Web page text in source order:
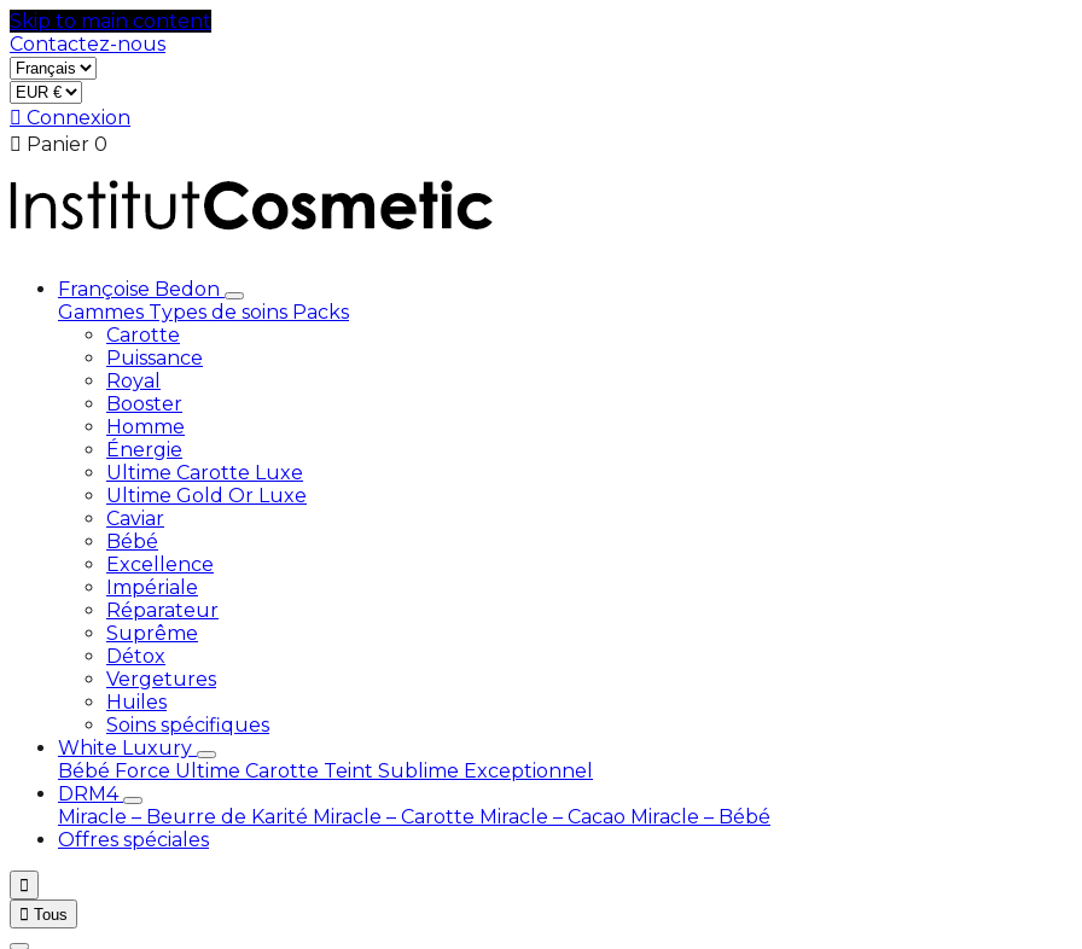
Skip to main content
Contactez-nous
 Connexion
 Panier 0
Françoise Bedon
Gammes Types de soins Packs
Carotte
Puissance
Royal
Booster
Homme
Énergie
Ultime Carotte Luxe
Ultime Gold Or Luxe
Caviar
Bébé
Excellence
Impériale
Réparateur
Suprême
Détox
Vergetures
Huiles
Soins spécifiques
White Luxury
Bébé Force Ultime Carotte Teint Sublime Exceptionnel
DRM4
Miracle – Beurre de Karité Miracle – Carotte Miracle – Cacao Miracle – Bébé
Offres spéciales

 Tous